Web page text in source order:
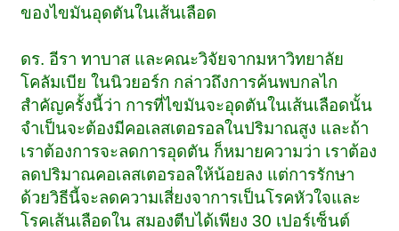
ของไขมันอุดตันในเส้นเลือด
ดร. อีรา ทาบาส และคณะวิจัยจากมหาวิทยาลัย
โคลัมเบีย ในนิวยอร์ก กล่าวถึงการค้นพบกลไก
สำคัญครั้งนี้ว่า การที่ไขมันจะอุดตันในเส้นเลือดนั้น
จำเป็นจะต้องมีคอเลสเตอรอลในปริมาณสูง และถ้า
เราต้องการจะลดการอุดตัน ก็หมายความว่า เราต้อง
ลดปริมาณคอเลสเตอรอลให้น้อยลง แต่การรักษา
ด้วยวิธีนี้จะลดความเสี่ยงจาการเป็นโรคหัวใจและ
โรคเส้นเลือดใน สมองตีบได้เพียง 30 เปอร์เซ็นต์